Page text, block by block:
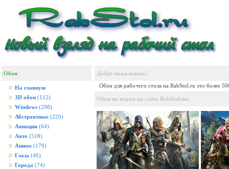
Обои
На главную
3D обои (112)
Windows (298)
Абстрактные (220)
Авиация (64)
Авто (518)
Аниме (178)
Глаза (46)
Города (74)
Добро пожаловать!
Обои для рабочего стола на RabStol.ru это более
Обои по играм на сайте RabStol.net